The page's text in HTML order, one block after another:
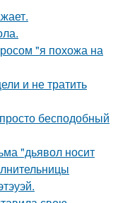
"я похожа на
и не тратить
бесподобный
"дьявол носит